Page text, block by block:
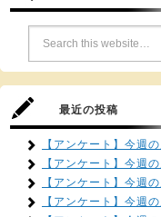
最近の投稿
【アンケート】今週
【アンケート】今週
【アンケート】今週
【アンケート】今週